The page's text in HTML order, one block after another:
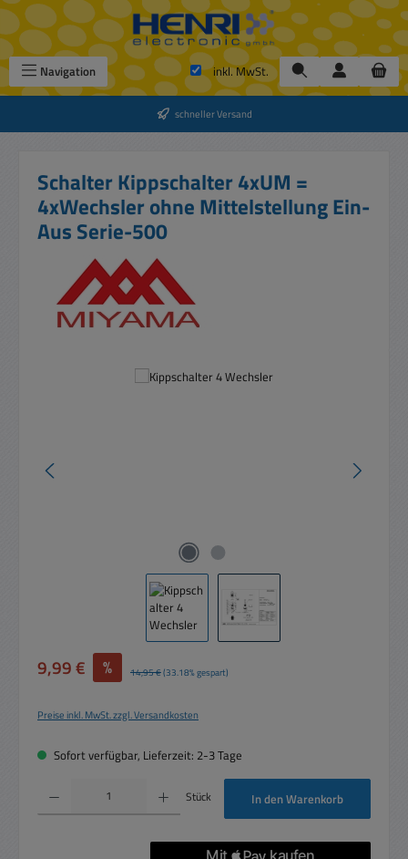
Zum Hauptinhalt springen
Navigation inkl. MwSt.
schneller Versand
Schalter Kippschalter 4xUM =
4xWechsler ohne Mittelstellung Ein-
Aus Serie-500
Bildergalerie überspringen
Verkaufspreis:
9,99 € % Regulärer Preis:
14,95 €(33.18% gespart)
Preise inkl. MwSt. zzgl. Versandkosten
Sofort verfügbar, Lieferzeit: 2-3 Tage
Produkt Anzahl: Gib den gewünschten Wert ein oder benutze die Schaltflächen um
Stück In den Warenkorb